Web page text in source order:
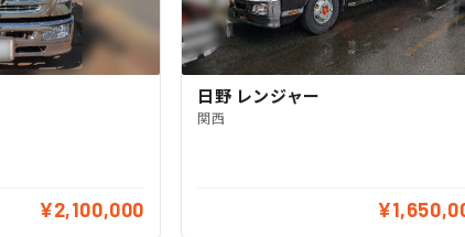
¥2,100,000
日野 レンジャー
関西